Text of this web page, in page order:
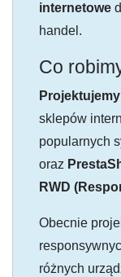
internetowe
handel.
Co
sklepów
popularnych
oraz
RWD
Obecnie
różnych